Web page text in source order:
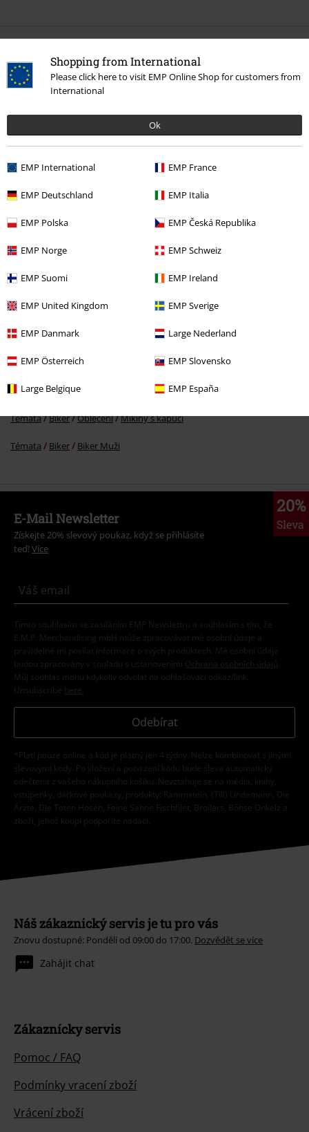
Shopping from International
Please click here to visit EMP Online Shop for customers from
International
Ok
EMP International EMP France
EMP Deutschland EMP Italia
EMP Polska EMP Česká Republika
EMP Norge EMP Schweiz
EMP Suomi EMP Ireland
EMP United Kingdom EMP Sverige
EMP Danmark Large Nederland
EMP Österreich EMP Slovensko
Large Belgique EMP España
Podělte se o váš názor "Princeton".
Napsat hodnocení
More categories. More options.
tepláky
Témata Biker Oblečení Mikiny s kapucí
Témata Biker Biker Muži
20%
Sleva
E-Mail Newsletter
Získejte 20% slevový poukaz, když se přihlásíte
teď! Více
Tímto souhlasím se zasíláním EMP Newslettru a souhlasím s tím, že
E.M.P. Merchandising mbH může zpracovávat mé osobní údaje a
pravidelně mi posílat informace o svých produktech. Mé osobní údaje
budou zpracovány v souladu s ustanoveními
Ochrana osobních údajů
Můj souhlas mohu kdykoliv odvolat na odhlašovací odkaz/link.
Unsubscribe here
Odebírat
*Platí pouze online a kód je platný jen 4 týdny. Nelze kombinovat s jinými
slevovými kódy. Po vložení a potvrzení kódu bude sleva automaticky
odečtena z vašeho nákupního košíku. Nevztahuje se na média, knihy,
vstupenky, dárkové poukazy, produkty: Rammstein, (Till) Lindemann, Die
Ärzte, Die Toten Hosen, Feine Sahne Fischfilet, Broilers, Böhse Onkelz a
zboží, jehož koupí podpoříte nadaci.
Náš zákaznický servis je tu pro vás
Znovu dostupné: Pondělí od 09:00 do 17:00. Dozvědět se více
Zahájit chat
Zákaznícky servis
Pomoc / FAQ
Podmínky vracení zboží
Vrácení zboží